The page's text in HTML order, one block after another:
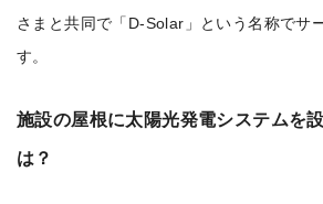
さまと共同で「D-Solar」という名称でサ
す。
施設の屋根に太陽光発電システムを
は？